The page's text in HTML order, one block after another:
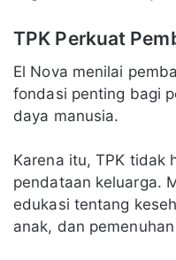
TPK Perkuat
El Nova menilai
fondasi penting bagi
daya manusia.
Karena itu, TPK tidak
pendataan keluarga.
edukasi tentang
anak, dan